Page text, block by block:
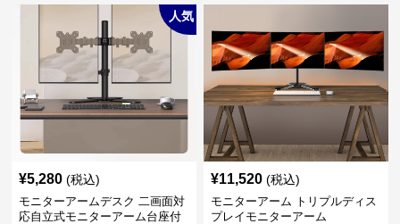
人気
¥5,280 (税込)
モニターアームデスク 二画面対
応自立式モニターアーム台座付
¥11,520 (税込)
モニターアーム トリプルディス
プレイモニターアーム